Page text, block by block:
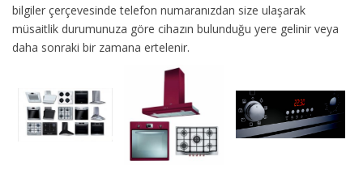
bilgiler çerçevesinde telefon numaranızdan size ulaşarak
müsaitlik durumunuza göre cihazın bulunduğu yere gelinir veya
daha sonraki bir zamana ertelenir.